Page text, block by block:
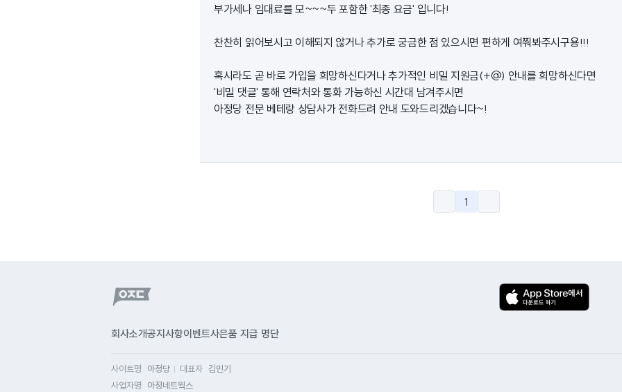
부가세나 임대료를 모~~~두 포함한 '최종 요금' 입니다!
찬찬히 읽어보시고 이해되지 않거나 추가로 궁금한 점 있으시면 편하게 여쭤봐주시구용!!!
혹시라도 곧 바로 가입을 희망하신다거나 추가적인 비밀 지원금(+@) 안내를 희망하신다면
'비밀 댓글' 통해 연락처와 통화 가능하신 시간대 남겨주시면
아정당 전문 베테랑 상담사가 전화드려 안내 도와드리겠습니다~!
1
회사소개공지사항이벤트사은품 지급 명단
사이트명 아정당 대표자 김민기
사업자명
아정네트웍스